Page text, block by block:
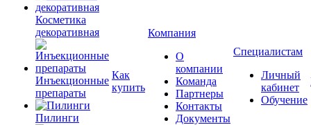
Косметика
декоративная
Инъекционные
препараты
Пилинги
Как
купить
Компания
О
компании
Команда
Партнеры
Контакты
Документы
Специалистам
Личный
кабинет
Обучение